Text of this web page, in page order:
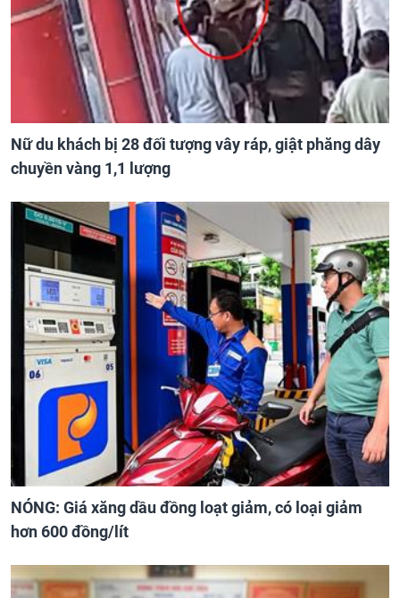
Nữ du khách bị 28 đối tượng vây ráp, giật phăng dây
chuyền vàng 1,1 lượng
NÓNG: Giá xăng dầu đồng loạt giảm, có loại giảm
hơn 600 đồng/lít